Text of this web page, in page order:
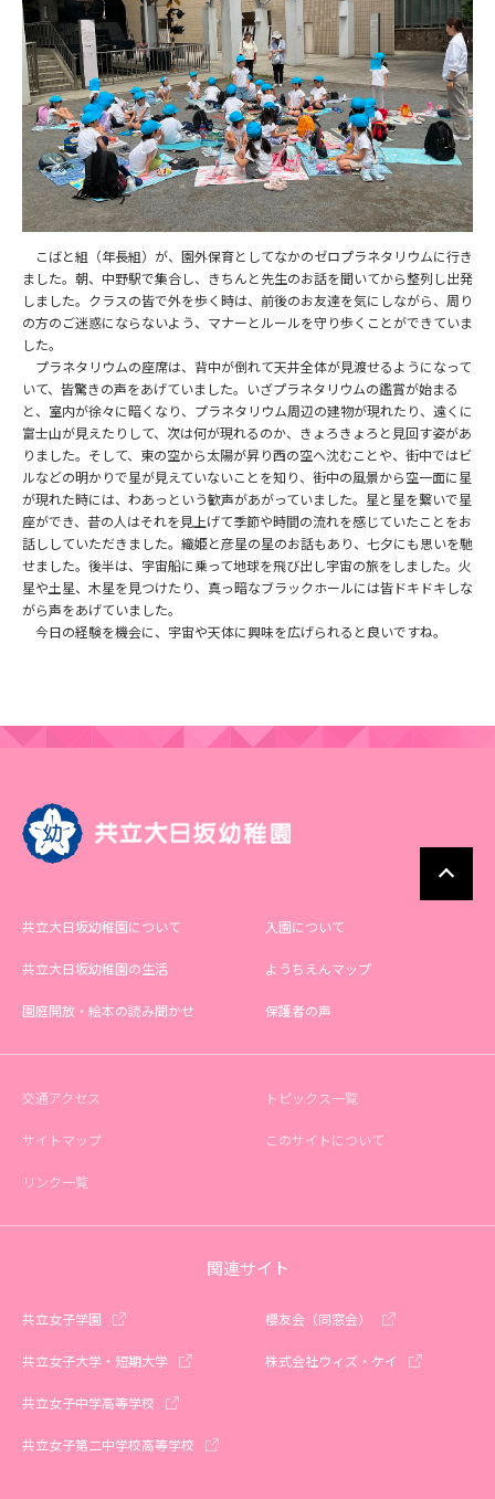
こばと組（年長組）が、園外保育としてなかのゼロプラネタリウムに行き
ました。朝、中野駅で集合し、きちんと先生のお話を聞いてから整列し出発
しました。クラスの皆で外を歩く時は、前後のお友達を気にしながら、周り
の方のご迷惑にならないよう、マナーとルールを守り歩くことができていま
した。
プラネタリウムの座席は、背中が倒れて天井全体が見渡せるようになって
いて、皆驚きの声をあげていました。いざプラネタリウムの鑑賞が始まる
と、室内が徐々に暗くなり、プラネタリウム周辺の建物が現れたり、遠くに
富士山が見えたりして、次は何が現れるのか、きょろきょろと見回す姿があ
りました。そして、東の空から太陽が昇り西の空へ沈むことや、街中ではビ
ルなどの明かりで星が見えていないことを知り、街中の風景から空一面に星
が現れた時には、わあっという歓声があがっていました。星と星を繋いで星
座ができ、昔の人はそれを見上げて季節や時間の流れを感じていたことをお
話ししていただきました。織姫と彦星の星のお話もあり、七夕にも思いを馳
せました。後半は、宇宙船に乗って地球を飛び出し宇宙の旅をしました。火
星や土星、木星を見つけたり、真っ暗なブラックホールには皆ドキドキしな
がら声をあげていました。
今日の経験を機会に、宇宙や天体に興味を広げられると良いですね。
共立大日坂幼稚園について
共立大日坂幼稚園の生活
園庭開放・絵本の読み聞かせ
入園について
ようちえんマップ
保護者の声
交通アクセス トピックス一覧
サイトマップ このサイトについて
リンク一覧
関連サイト
共立女子学園
共立女子大学・短期大学
共立女子中学高等学校
共立女子第二中学校高等学校
櫻友会（同窓会）
株式会社ウィズ・ケイ